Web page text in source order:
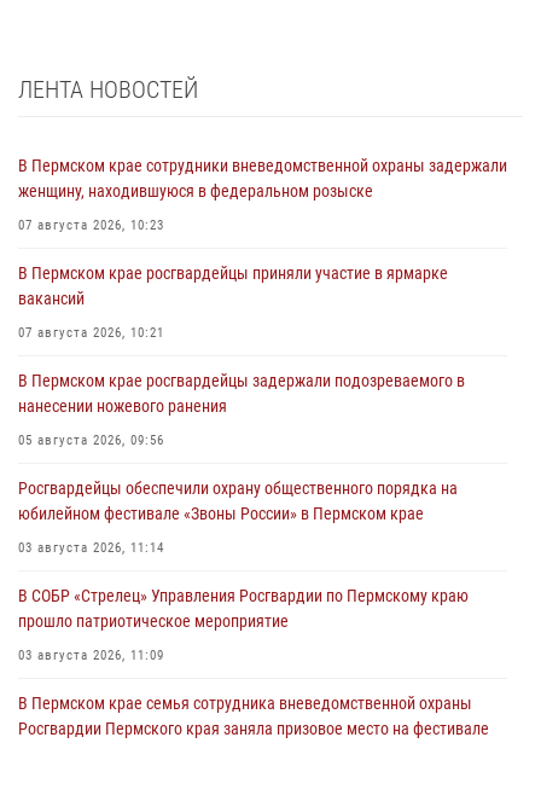
ЛЕНТА НОВОСТЕЙ
В Пермском крае сотрудники вневедомственной охраны задержали
женщину, находившуюся в федеральном розыске
07 августа 2026, 10:23
В Пермском крае росгвардейцы приняли участие в ярмарке
вакансий
07 августа 2026, 10:21
В Пермском крае росгвардейцы задержали подозреваемого в
нанесении ножевого ранения
05 августа 2026, 09:56
Росгвардейцы обеспечили охрану общественного порядка на
юбилейном фестивале «Звоны России» в Пермском крае
03 августа 2026, 11:14
В СОБР «Стрелец» Управления Росгвардии по Пермскому краю
прошло патриотическое мероприятие
03 августа 2026, 11:09
В Пермском крае семья сотрудника вневедомственной охраны
Росгвардии Пермского края заняла призовое место на фестивале